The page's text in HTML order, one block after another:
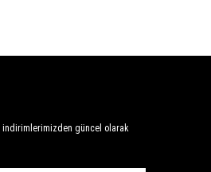
indirimlerimizden güncel olarak